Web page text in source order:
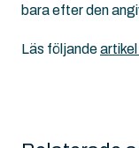
bara efter den
Läs följande